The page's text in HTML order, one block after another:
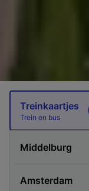
Treinkaartjes
Trein en bus